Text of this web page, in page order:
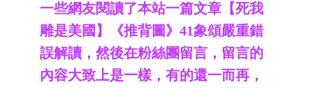
一些網友閱讀了本站一篇文章【死我
雕是美國】《推背圖》41象頌嚴重錯
誤解讀，然後在粉絲團留言，留言的
內容大致上是一樣，有的還一而再，